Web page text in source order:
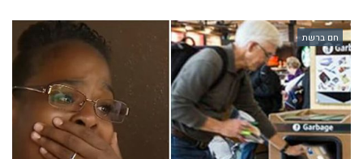
חם ברשת